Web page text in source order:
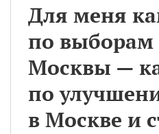
Для меня
по выборам
Москвы —
по
в Москве и